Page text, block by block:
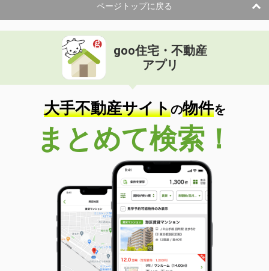
ページトップに戻る
goo住宅・不動産
アプリ
大手不動産サイトの物件を
まとめて検索！